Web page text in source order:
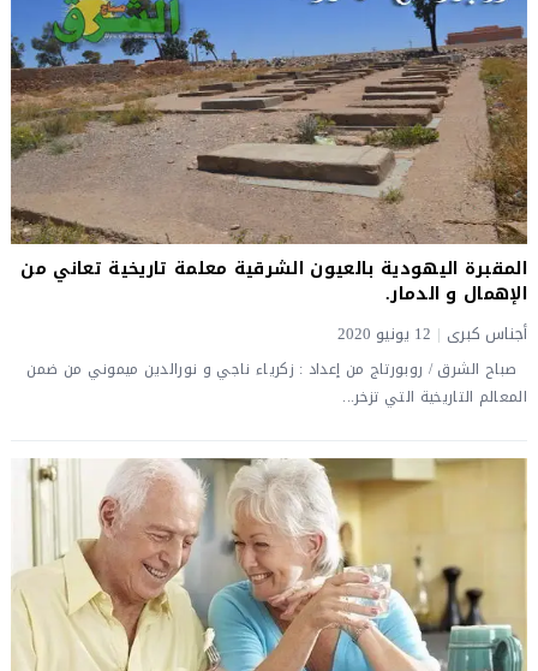
المقبرة اليهودية بالعيون الشرقية معلمة تاريخية تعاني من
الإهمال و الدمار.
أجناس كبرى 12 يونيو 2020
صباح الشرق / روبورتاج من إعداد : زكرياء ناجي و نورالدين ميموني من ضمن
المعالم التاريخية التي تزخر...